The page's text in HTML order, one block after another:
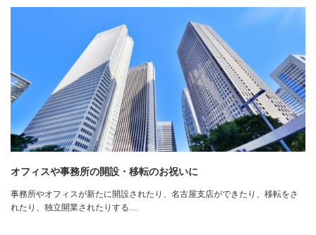
オフィスや事務所の開設・移転のお祝いに
事務所やオフィスが新たに開設されたり、名古屋支店ができたり、移転をさ
れたり、独立開業されたりする…